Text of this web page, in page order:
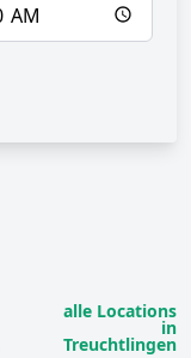
alle Locations
in
Treuchtlingen